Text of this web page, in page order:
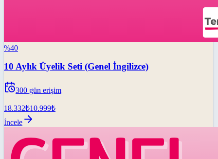
%40
10 Aylık Üyelik Seti (Genel İngilizce)
300 gün erişim
18.332₺10.999₺
İncele